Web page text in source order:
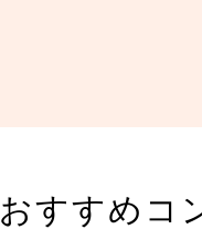
おすすめコ